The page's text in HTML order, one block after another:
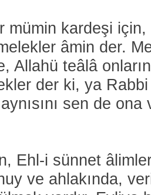
mümin kardeşi
âmin der.
Allahü teâlâ
der ki, ya
sen de ona
Ehl-i sünnet
ve ahlakında,